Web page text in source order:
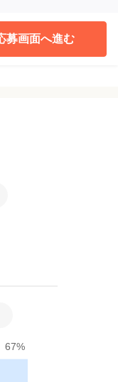
募画面へ進む
67%